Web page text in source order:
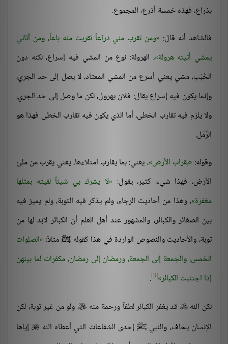
بذراع، فهذه خمسة أذرع، المجموع.
فالشاهد أنه قال: ومن تقرب مني ذراعاً تقربت منه باعاً، ومن أتاني
يمشي أتيته هرولة ، الهرولة: نوع من المشي فيه إسراع، لكنه دون
الخَبَب، مشي يعني أسرع من المشي المعتاد، لا يصل إلى حد الجري،
وإنما يكون فيه إسراع يقال: فلان يهرول، لكن ما وصل إلى حد الجري،
ولا يلزم فيه تقارب الخطى، أما الذي يكون فيه تقارب الخطى فهذا هو
الرَّمَل.
وقوله: بقراب الأرض ، يعني: بما يقارب امتلاءها، يعني يقرب من ملئ
الأرض، فهذا شيء كثير، يقول:
لا يشرك بي شيئاً لقيته بمثلها
مغفرة ، وهذا من أحاديث الرجاء، ولم يذكر فيه التوبة، ولم يميز فيه
بين الصغائر والكبائر، والمشهور عند أهل العلم أن الكبائر لابد لها من
توبة، والأحاديث والنصوص الواردة في هذا كقوله ﷺ مثلاً: الصلوات
الخمس، والجمعة إلى الجمعة، ورمضان إلى رمضان، مكفرات لما بينهن
إذا اجتنبت الكبائر [3]
.
لكن الله قد يغفر الكبائر لطفاً ورحمة منه، ولو من غير توبة، لكن
الإنسان يخاف، والنبي ﷺ إحدى الشفاعات التي أعطاه الله إياها